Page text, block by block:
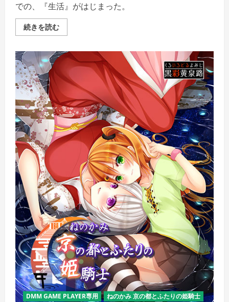
での、『生活』がはじまった。
続きを読むア
ル
ィ
ア
灯
火
年
齢
向
け】
の
詳
細
を
だ
さ
い
DMM GAME PLAYER専用
ねのかみ 京の都とふたりの姫騎士